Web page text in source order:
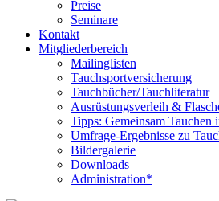
Preise
Seminare
Kontakt
Mitgliederbereich
Mailinglisten
Tauchsportversicherung
Tauchbücher/Tauchliteratur
Ausrüstungsverleih &
Tipps: Gemeinsam Tauchen
Umfrage-Ergebnisse zu
Bildergalerie
Downloads
Administration*